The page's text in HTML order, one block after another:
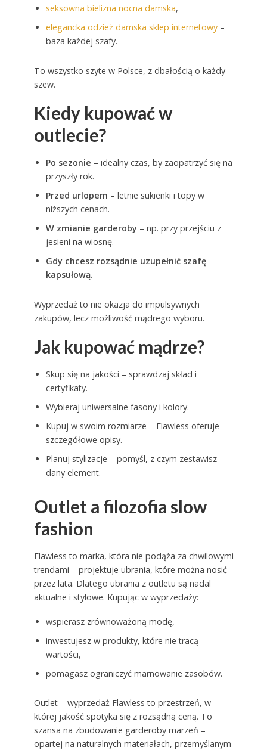
seksowna bielizna nocna damska,
elegancka odzież damska sklep internetowy–
baza każdej szafy.
To wszystko szyte w Polsce, z dbałością o każdy
szew.
Kiedy kupować w
outlecie?
Po sezonie – idealny czas, by zaopatrzyć się na
przyszły rok.
Przed urlopem – letnie sukienki i topy w
niższych cenach.
W zmianie garderoby– np. przy przejściu z
jesieni na wiosnę.
Gdy chcesz rozsądnie uzupełnić szafę
kapsułową.
Wyprzedaż to nie okazja do impulsywnych
zakupów, lecz możliwość mądrego wyboru.
Jak kupować mądrze?
Skup się na jakości – sprawdzaj skład i
certyfikaty.
Wybieraj uniwersalne fasony i kolory.
Kupuj w swoim rozmiarze – Flawless oferuje
szczegółowe opisy.
Planuj stylizacje – pomyśl, z czym zestawisz
dany element.
Outlet a filozofia slow
fashion
Flawless to marka, która nie podąża za chwilowymi
trendami – projektuje ubrania, które można nosić
przez lata. Dlatego ubrania z outletu są nadal
aktualne i stylowe. Kupując w wyprzedaży:
wspierasz zrównoważoną modę,
inwestujesz w produkty, które nie tracą
wartości,
pomagasz ograniczyć marnowanie zasobów.
Outlet – wyprzedaż Flawless to przestrzeń, w
której jakość spotyka się z rozsądną ceną. To
szansa na zbudowanie garderoby marzeń –
opartej na naturalnych materiałach, przemyślanym